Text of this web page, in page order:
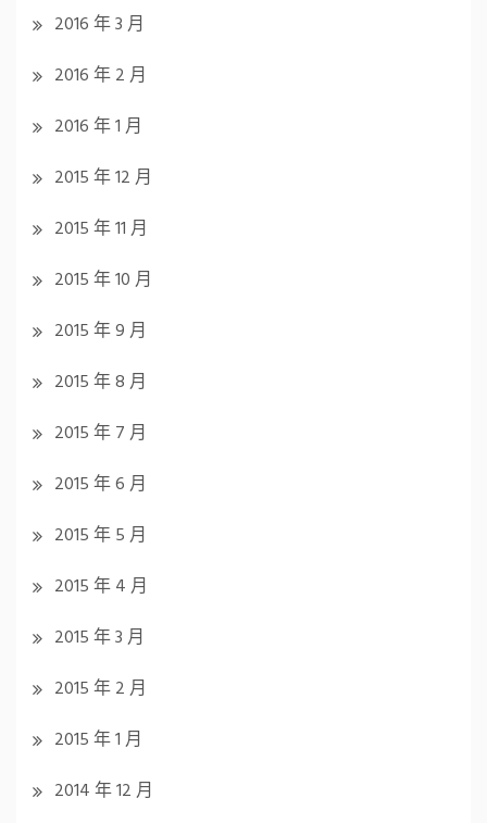
2016 年 3 月
2016 年 2 月
2016 年 1 月
2015 年 12 月
2015 年 11 月
2015 年 10 月
2015 年 9 月
2015 年 8 月
2015 年 7 月
2015 年 6 月
2015 年 5 月
2015 年 4 月
2015 年 3 月
2015 年 2 月
2015 年 1 月
2014 年 12 月